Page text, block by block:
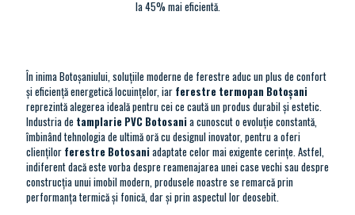
la 45% mai eficientă.
În inima Botoșaniului, soluţiile moderne de ferestre aduc un plus de confort
şi eficienţă energetică locuinţelor, iar ferestre termopan Botoșani
reprezintă alegerea ideală pentru cei ce caută un produs durabil şi estetic.
Industria de tamplarie PVC Botosani a cunoscut o evoluţie constantă,
îmbinând tehnologia de ultimă oră cu designul inovator, pentru a oferi
clienţilor ferestre Botosani adaptate celor mai exigente cerinţe. Astfel,
indiferent dacă este vorba despre reamenajarea unei case vechi sau despre
construcţia unui imobil modern, produsele noastre se remarcă prin
performanţa termică şi fonică, dar şi prin aspectul lor deosebit.